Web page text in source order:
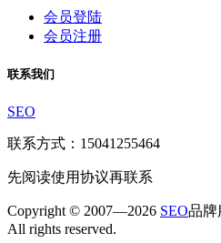
会员登陆
会员注册
联系我们
SEO
联系方式：15041255464
先阅读使用协议再联系
Copyright © 2007—2026 SEO品牌
All rights reserved.